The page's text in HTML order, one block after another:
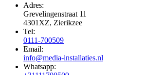
Adres:
Grevelingenstraat 11
4301XZ, Zierikzee
Tel:
0111-700509
Email:
info@media-installaties.nl
Whatsapp: